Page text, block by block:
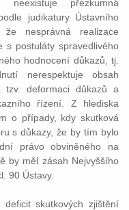
neexistuje přezkumná
judikatury Ústavního
nesprávná realizace
s postuláty spravedlivého
hodnocení důkazů, tj.
nerespektuje obsah
tzv. deformaci důkazů a
řízení. Z hlediska
o případy, kdy skutková
s důkazy, že by tím bylo
právo obviněného na
by měl zásah Nejvyššího
90 Ústavy.
skutkových zjištění